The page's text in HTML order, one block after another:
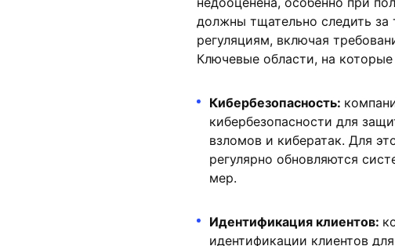
должны тщательно следить за
регуляциям, включая
Ключевые области, на
Кибербезопасность:
кибербезопасности для
взломов и кибератак. Для
регулярно обновляются
мер.
Идентификация клиентов:
идентификации клиентов